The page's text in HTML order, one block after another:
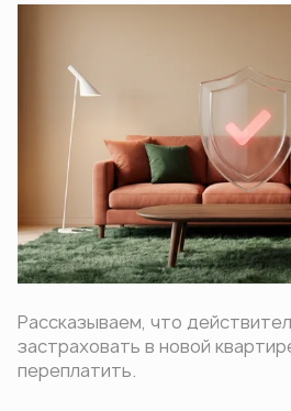
Рассказываем, что
застраховать в новой
переплатить.